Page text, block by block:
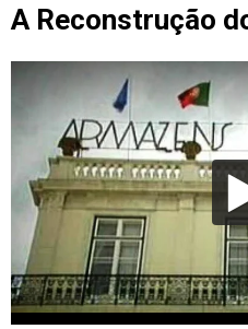
A Reconstrução